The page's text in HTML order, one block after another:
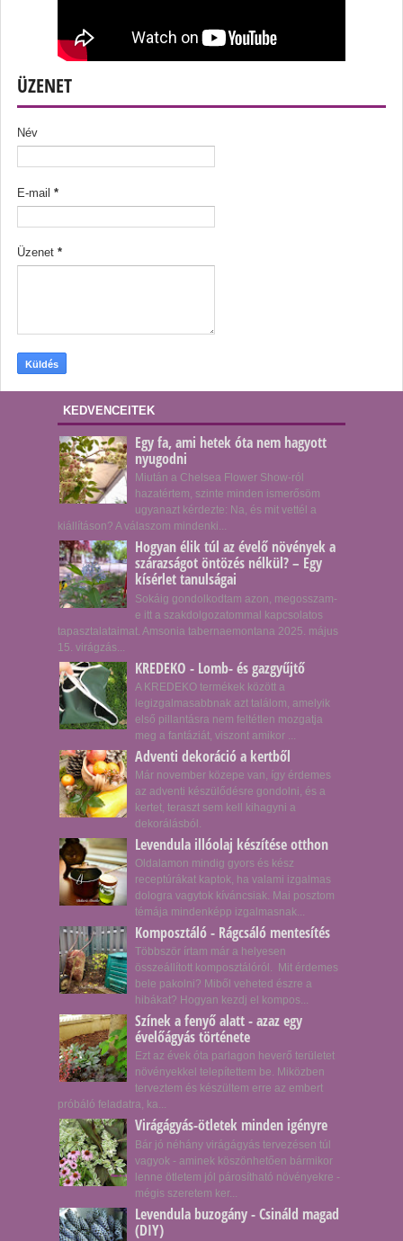
ÜZENET
Név
E-mail *
Üzenet *
KEDVENCEITEK
Egy fa, ami hetek óta nem hagyott
nyugodni
Miután a Chelsea Flower Show-ról
hazatértem, szinte minden ismerősöm
ugyanazt kérdezte: Na, és mit vettél a
kiállításon? A válaszom mindenki...
Hogyan élik túl az évelő növények a
szárazságot öntözés nélkül? – Egy
kísérlet tanulságai
Sokáig gondolkodtam azon, megosszam-
e itt a szakdolgozatommal kapcsolatos
tapasztalataimat. Amsonia tabernaemontana 2025. május
15. virágzás...
KREDEKO - Lomb- és gazgyűjtő
A KREDEKO termékek között a
legizgalmasabbnak azt találom, amelyik
első pillantásra nem feltétlen mozgatja
meg a fantáziát, viszont amikor ...
Adventi dekoráció a kertből
Már november közepe van, így érdemes
az adventi készülődésre gondolni, és a
kertet, teraszt sem kell kihagyni a
dekorálásból.
Levendula illóolaj készítése otthon
Oldalamon mindig gyors és kész
receptúrákat kaptok, ha valami izgalmas
dologra vagytok kíváncsiak. Mai posztom
témája mindenképp izgalmasnak...
Komposztáló - Rágcsáló mentesítés
Többször írtam már a helyesen
összeállított komposztálóról. Mit érdemes
bele pakolni? Miből veheted észre a
hibákat? Hogyan kezdj el kompos...
Színek a fenyő alatt - azaz egy
évelőágyás története
Ezt az évek óta parlagon heverő területet
növényekkel telepítettem be. Miközben
terveztem és készültem erre az embert
próbáló feladatra, ka...
Virágágyás-ötletek minden igényre
Bár jó néhány virágágyás tervezésen túl
vagyok - aminek köszönhetően bármikor
lenne ötletem jól párosítható növényekre -
mégis szeretem ker...
Levendula buzogány - Csináld magad
(DIY)